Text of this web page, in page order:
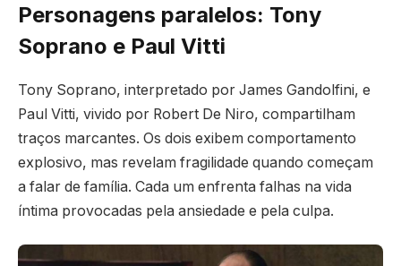
Personagens paralelos: Tony
Soprano e Paul Vitti
Tony Soprano, interpretado por James Gandolfini, e
Paul Vitti, vivido por Robert De Niro, compartilham
traços marcantes. Os dois exibem comportamento
explosivo, mas revelam fragilidade quando começam
a falar de família. Cada um enfrenta falhas na vida
íntima provocadas pela ansiedade e pela culpa.